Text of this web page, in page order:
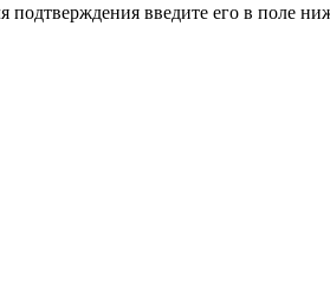
введите его в поле